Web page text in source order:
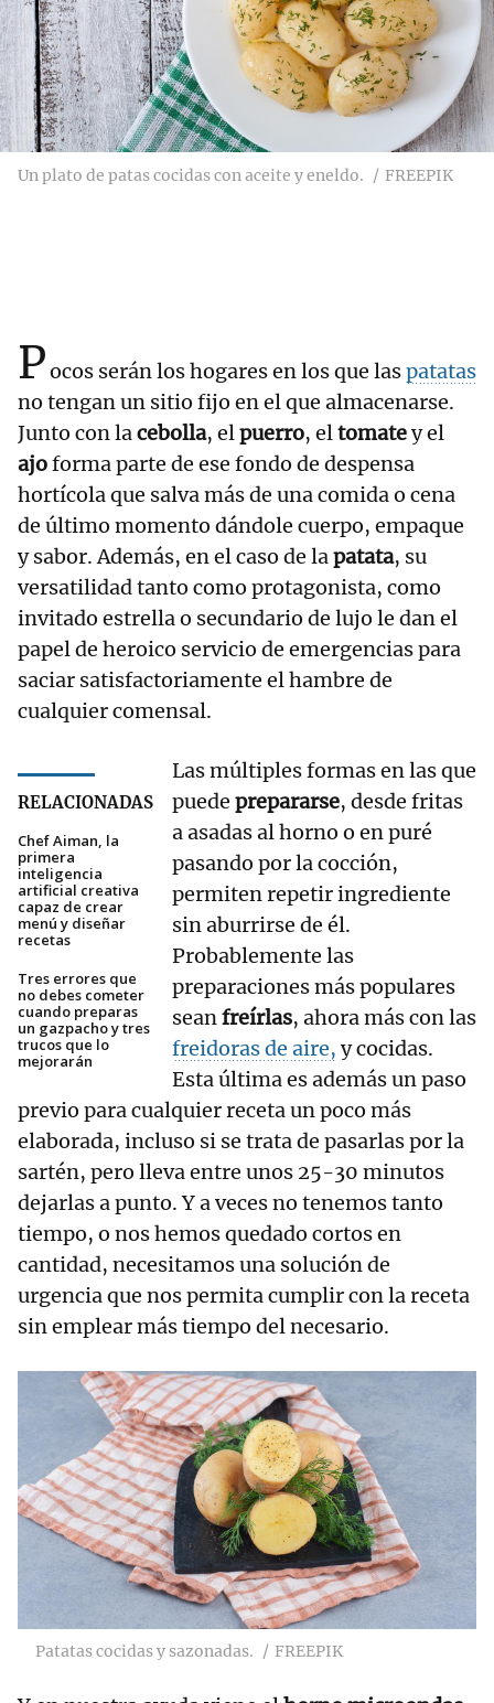
Un plato de patas cocidas con aceite y eneldo. FREEPIK
Pocos serán los hogares en los que laspatatas
no tengan un sitio fijo en el que almacenarse.
Junto con lacebolla, elpuerro, eltomatey el
ajoforma parte de ese fondo de despensa
hortícola que salva más de una comida o cena
de último momento dándole cuerpo, empaque
y sabor. Además, en el caso de lapatata, su
versatilidad tanto como protagonista, como
invitado estrella o secundario de lujo le dan el
papel de heroico servicio de emergencias para
saciar satisfactoriamente el hambre de
cualquier comensal.
RELACIONADAS
Chef Aiman, la
primera
inteligencia
artificial creativa
capaz de crear
menú y diseñar
recetas
Tres errores que
no debes cometer
cuando preparas
un gazpacho y tres
trucos que lo
mejorarán
Las múltiples formas en las que
puede prepararse, desde fritas
a asadas al horno o en puré
pasando por la cocción,
permiten repetir ingrediente
sin aburrirse de él.
Probablemente las
preparaciones más populares
seanfreírlas, ahora más con las
freidoras de aire, y cocidas.
Esta última es además un paso
previo para cualquier receta un poco más
elaborada, incluso si se trata de pasarlas por la
sartén, pero lleva entre unos 25-30 minutos
dejarlas a punto. Y a veces no tenemos tanto
tiempo, o nos hemos quedado cortos en
cantidad, necesitamos una solución de
urgencia que nos permita cumplir con la receta
sin emplear más tiempo del necesario.
Patatas cocidas y sazonadas. FREEPIK